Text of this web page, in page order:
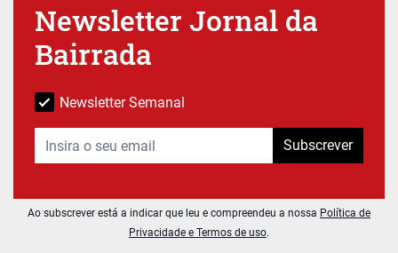
Newsletter Jornal da
Bairrada
Newsletter Semanal
Subscrever
Ao subscrever está a indicar que leu e compreendeu a nossa Política de
Privacidade e Termos de uso.